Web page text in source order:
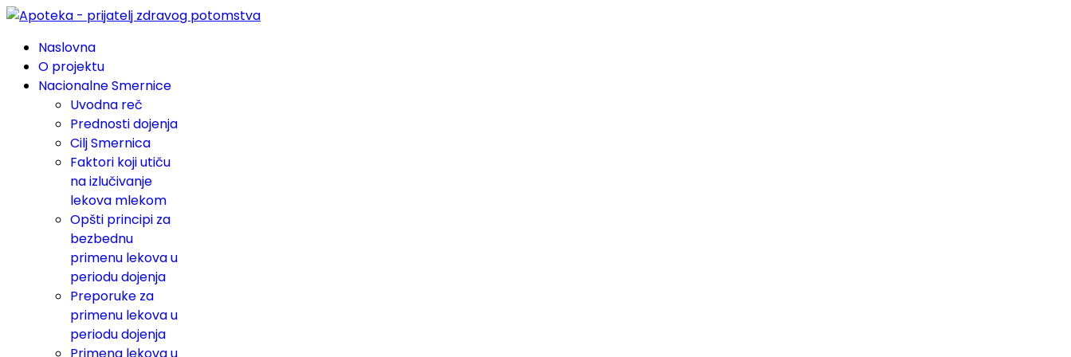
Naslovna
O projektu
Nacionalne Smernice
Uvodna reč
Prednosti dojenja
Cilj Smernica
Faktori koji utiču
na izlučivanje
lekova mlekom
Opšti principi za
bezbednu
primenu lekova u
periodu dojenja
Preporuke za
primenu lekova u
periodu dojenja